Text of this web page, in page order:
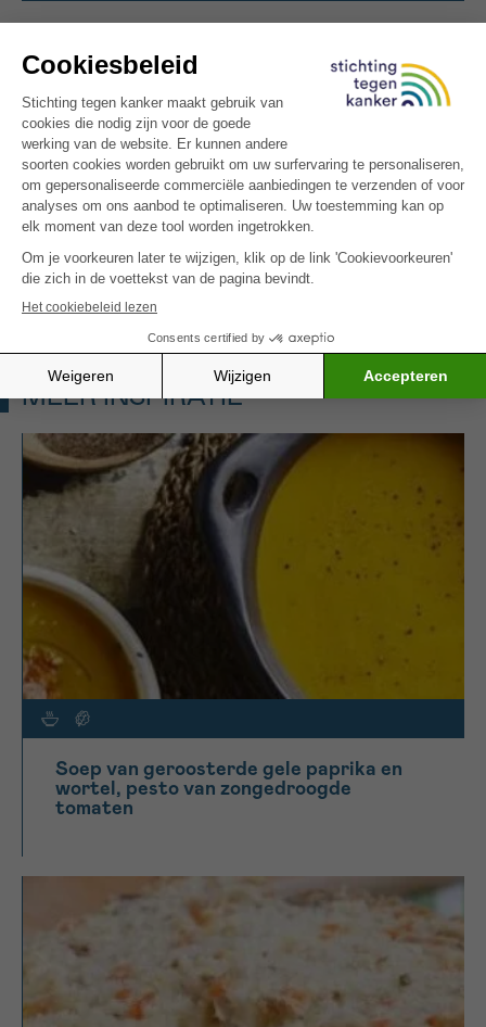
OPGELET: Dit is een recept voor
mensen met kanker. Het is mogelijk rijk
aan calorieën en/of eiwitten, of specifiek
uitgewerkt voor bepaalde klachten
(minder eetlust, misselijkheid,
smaakwijziging, vermoeidheid).
Zin in een andere zeevruchtensalade ? Probeer dan
pittigere variant.
MEER INSPIRATIE
Soep van geroosterde gele paprika en
wortel, pesto van zongedroogde
tomaten